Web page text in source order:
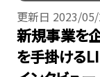
更新日 2023/
新規事業を
を手掛ける